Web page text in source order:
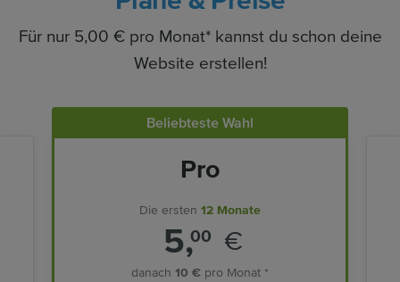
Für nur 5,00 € pro Monat* kannst du schon deine
Website erstellen!
Beliebteste Wahl
Pro
Die ersten 12 Monate
5,00 €
danach 10 € pro Monat *